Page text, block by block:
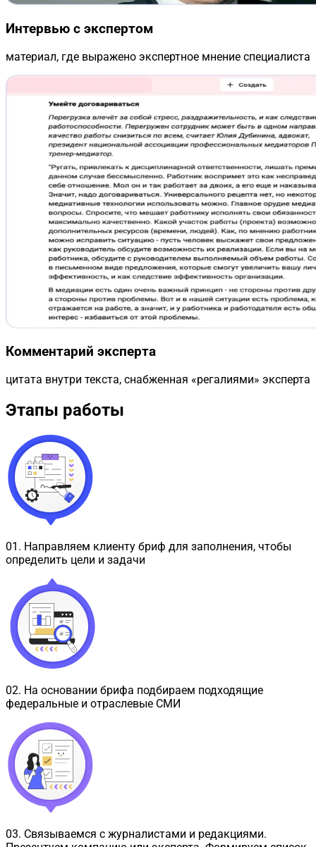
Интервью с экспертом
материал, где выражено экспертное мнение специалиста
Комментарий эксперта
цитата внутри текста, снабженная «регалиями» эксперта
Этапы работы
01 . Направляем клиенту бриф для заполнения, чтобы
определить цели и задачи
02. На основании брифа подбираем подходящие
федеральные и отраслевые СМИ
03. Связываемся с журналистами и редакциями.